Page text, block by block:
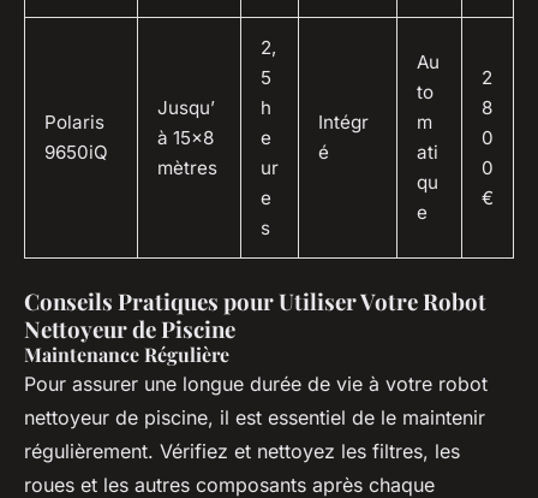
Polaris
9650iQ
Jusqu’
à 15×8
mètres
2,
5
h
e
ur
e
s
Intégr
é
Au
to
m
ati
qu
e
2
8
0
0
€
Conseils Pratiques pour Utiliser Votre Robot
Nettoyeur de Piscine
Maintenance Régulière
Pour assurer une longue durée de vie à votre robot
nettoyeur de piscine, il est essentiel de le maintenir
régulièrement. Vérifiez et nettoyez les filtres, les
roues et les autres composants après chaque